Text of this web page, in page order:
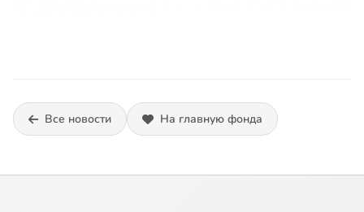
Все новости На главную фонда